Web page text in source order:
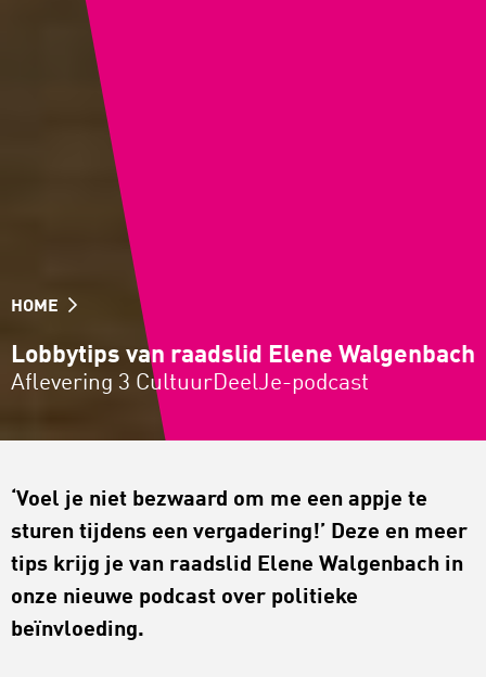
HOME
Lobbytips van raadslid Elene Walgenbach
Aflevering 3 CultuurDeelJe-podcast
‘Voel je niet bezwaard om me een appje te
sturen tijdens een vergadering!’ Deze en meer
tips krijg je van raadslid Elene Walgenbach in
onze nieuwe podcast over politieke
beïnvloeding.